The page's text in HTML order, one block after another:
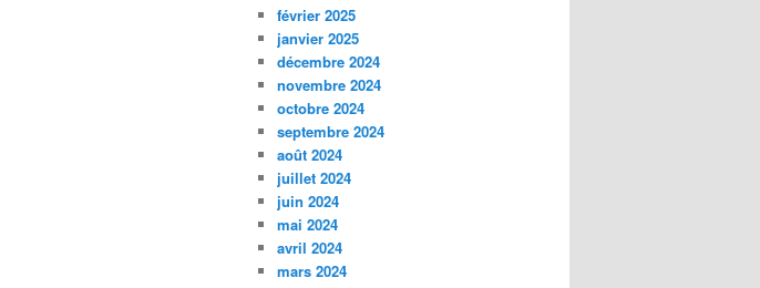
février 2025
janvier 2025
décembre 2024
novembre 2024
octobre 2024
septembre 2024
août 2024
juillet 2024
juin 2024
mai 2024
avril 2024
mars 2024